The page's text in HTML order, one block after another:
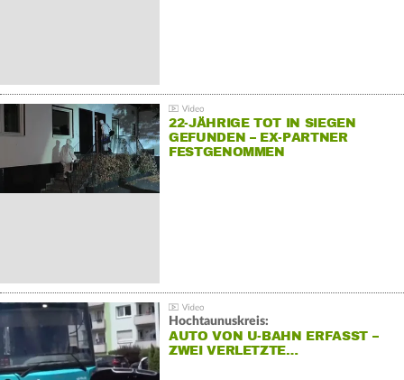
22-JÄHRIGE TOT IN SIEGEN
GEFUNDEN – EX-PARTNER
FESTGENOMMEN
Hochtaunuskreis:
AUTO VON U-BAHN ERFASST –
ZWEI VERLETZTE…